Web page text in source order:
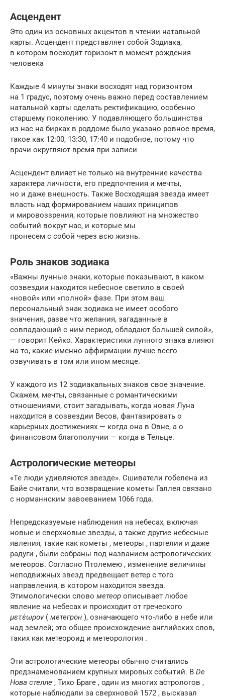
Асцендент
Это один из основных акцентов в чтении натальной
карты. Асцендент представляет собой Зодиака,
в котором восходит горизонт в момент рождения
человека
Каждые 4 минуты знаки восходят над горизонтом
на 1 градус, поэтому очень важно перед составлением
натальной карты сделать ректификацию, особенно
старшему поколению. У подавляющего большинства
из нас на бирках в роддоме было указано ровное время,
такое как 12:00, 13:30, 17:40 и подобное, потому что
врачи округляют время при записи
Асцендент влияет не только на внутренние качества
характера личности, его предпочтения и мечты,
но и даже внешность. Также Восходящая звезда имеет
власть над формированием наших принципов
и мировоззрения, которые повлияют на множество
событий вокруг нас, и которые мы
пронесем с собой через всю жизнь.
Роль знаков зодиака
«Важны лунные знаки, которые показывают, в каком
созвездии находится небесное светило в своей
«новой» или «полной» фазе. При этом ваш
персональный знак зодиака не имеет особого
значения, разве что желания, загаданные в
совпадающий с ним период, обладают большей силой»,
— говорит Кейко. Характеристики лунного знака влияют
на то, какие именно аффирмации лучше всего
озвучивать в том или ином месяце.
У каждого из 12 зодиакальных знаков свое значение.
Скажем, мечты, связанные с романтическими
отношениями, стоит загадывать, когда новая Луна
находится в созвездии Весов, фантазировать о
карьерных достижениях — когда она в Овне, а о
финансовом благополучии — когда в Тельце.
Астрологические метеоры
«Те люди удивляются звезде». Сшиватели гобелена из
Байе считали, что возвращение кометы Галлея связано
с норманнским завоеванием 1066 года.
Непредсказуемые наблюдения на небесах, включая
новые и сверхновые звезды, а также другие небесные
явления, такие как кометы , метеоры , паргелии и даже
радуги , были собраны под названием астрологических
метеоров. Согласно Птолемею , изменение величины
неподвижных звезд предвещает ветер с того
направления, в котором находится звезда.
Этимологически слово метеор описывает любое
явление на небесах и происходит от греческого
μετέωρον( метегрон ), означающего что-либо в небе или
над землей; это общее происхождение английских слов,
таких как метеороид и метеорология .
Эти астрологические метеоры обычно считались
предзнаменованием крупных мировых событий. В De
Нова стелле , Тихо Браге , один из многих астрологов ,
которые наблюдали за сверхновой 1572 , высказал